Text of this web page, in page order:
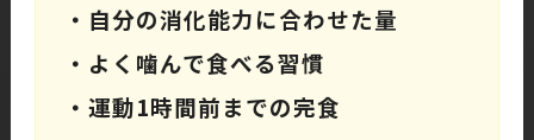
・自分の消化能力に合わせた量
・よく噛んで食べる習慣
・運動1時間前までの完食